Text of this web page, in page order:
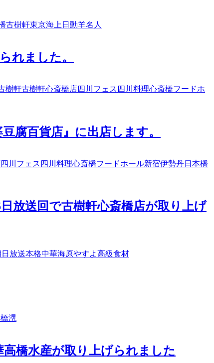
古樹軒東京海上日動羊名人
れました。
樹軒古樹軒心斎橋店四川フェス 四川料理心斎橋フードホ
腐百貨店』に出店します。
四川フェス 四川料理心斎橋フードホール新宿伊勢丹日本橋
放送回で古樹軒心斎橋店が取り上げ
放送本格中華海原やすよ高級食材
滉
橋水産が取り上げられました